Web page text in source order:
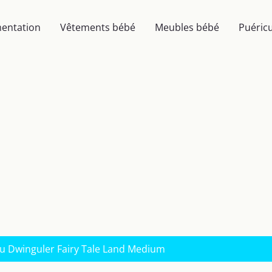
Vêtements bébé Meubles bébé
Dwinguler Fairy Tale Land Medium